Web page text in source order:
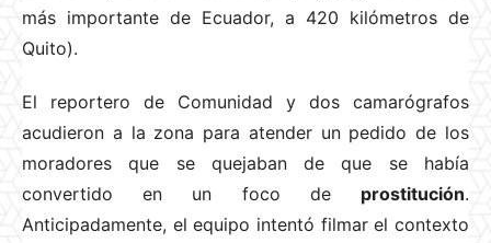
más importante de Ecuador, a 420 kilómetros de
Quito).
El reportero de Comunidad y dos camarógrafos
acudieron a la zona para atender un pedido de los
moradores que se quejaban de que se había
convertido en un foco de prostitución.
Anticipadamente, el equipo intentó filmar el contexto